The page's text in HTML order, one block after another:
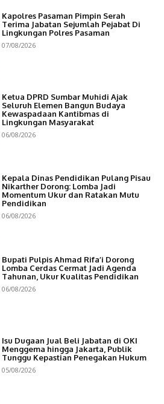
Kapolres Pasaman Pimpin Serah
Terima Jabatan Sejumlah Pejabat Di
Lingkungan Polres Pasaman
07/08/2026
Ketua DPRD Sumbar Muhidi Ajak
Seluruh Elemen Bangun Budaya
Kewaspadaan Kantibmas di
Lingkungan Masyarakat
06/08/2026
Kepala Dinas Pendidikan Pulang Pisau
Nikarther Dorong: Lomba Jadi
Momentum Ukur dan Ratakan Mutu
Pendidikan
06/08/2026
Bupati Pulpis Ahmad Rifa’i Dorong
Lomba Cerdas Cermat Jadi Agenda
Tahunan, Ukur Kualitas Pendidikan
06/08/2026
Isu Dugaan Jual Beli Jabatan di OKI
Menggema hingga Jakarta, Publik
Tunggu Kepastian Penegakan Hukum
05/08/2026